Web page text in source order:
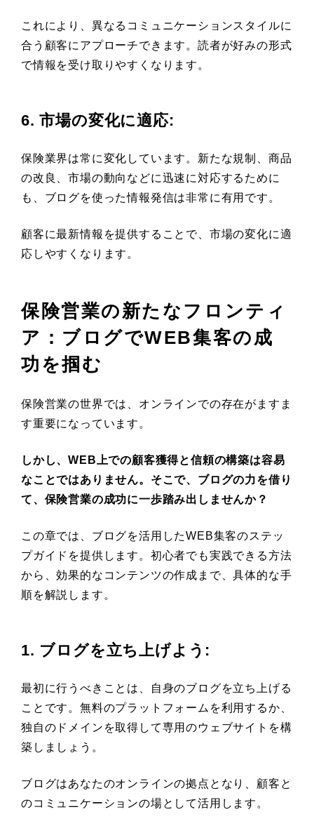
これにより、異なるコミュニケーションスタイルに
合う顧客にアプローチできます。読者が好みの形式
で情報を受け取りやすくなります。
6. 市場の変化に適応:
保険業界は常に変化しています。新たな規制、商品
の改良、市場の動向などに迅速に対応するために
も、ブログを使った情報発信は非常に有用です。
顧客に最新情報を提供することで、市場の変化に適
応しやすくなります。
保険営業の新たなフロンティ
ア：ブログでWEB集客の成
功を掴む
保険営業の世界では、オンラインでの存在がますま
す重要になっています。
しかし、WEB上での顧客獲得と信頼の構築は容易
なことではありません。そこで、ブログの力を借り
て、保険営業の成功に一歩踏み出しませんか？
この章では、ブログを活用したWEB集客のステッ
プガイドを提供します。初心者でも実践できる方法
から、効果的なコンテンツの作成まで、具体的な手
順を解説します。
1. ブログを立ち上げよう :
最初に行うべきことは、自身のブログを立ち上げる
ことです。無料のプラットフォームを利用するか、
独自のドメインを取得して専用のウェブサイトを構
築しましょう。
ブログはあなたのオンラインの拠点となり、顧客と
のコミュニケーションの場として活用します。